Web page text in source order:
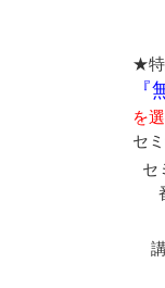
★特
を
セ
セ